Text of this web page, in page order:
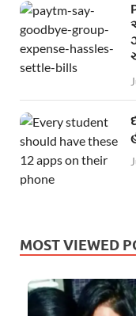
MOST VIEWED